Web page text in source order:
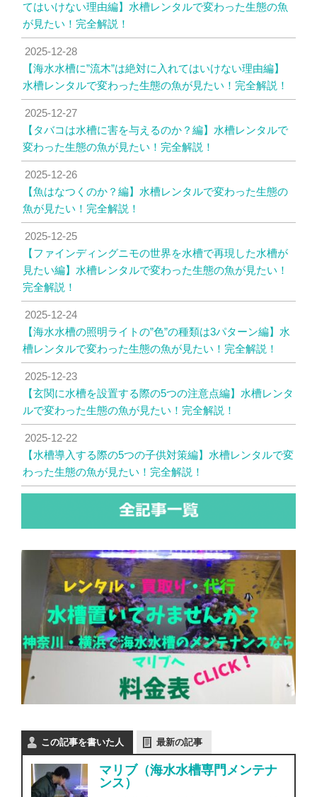
てはいけない理由編】水槽レンタルで変わった生態の魚
が見たい！完全解説！
2025-12-28
【海水水槽に”流木”は絶対に入れてはいけない理由編】
水槽レンタルで変わった生態の魚が見たい！完全解説！
2025-12-27
【タバコは水槽に害を与えるのか？編】水槽レンタルで
変わった生態の魚が見たい！完全解説！
2025-12-26
【魚はなつくのか？編】水槽レンタルで変わった生態の
魚が見たい！完全解説！
2025-12-25
【ファインディングニモの世界を水槽で再現した水槽が
見たい編】水槽レンタルで変わった生態の魚が見たい！
完全解説！
2025-12-24
【海水水槽の照明ライトの”色”の種類は3パターン編】水
槽レンタルで変わった生態の魚が見たい！完全解説！
2025-12-23
【玄関に水槽を設置する際の5つの注意点編】水槽レンタ
ルで変わった生態の魚が見たい！完全解説！
2025-12-22
【水槽導入する際の5つの子供対策編】水槽レンタルで変
わった生態の魚が見たい！完全解説！
この記事を書いた人 最新の記事
マリブ（海水水槽専門メンテナ
ンス）